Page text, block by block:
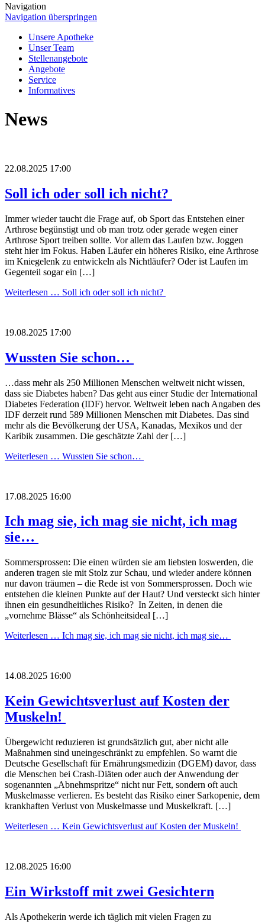
Navigation
Navigation überspringen
Unsere Apotheke
Unser Team
Stellenangebote
Angebote
Service
Informatives
News
22.08.2025 17:00
Soll ich oder soll ich nicht?
Immer wieder taucht die Frage auf, ob Sport das Entstehen einer
Arthrose begünstigt und ob man trotz oder gerade wegen einer
Arthrose Sport treiben sollte. Vor allem das Laufen bzw. Joggen
steht hier im Fokus. Haben Läufer ein höheres Risiko, eine Arthrose
im Kniegelenk zu entwickeln als Nichtläufer? Oder ist Laufen im
Gegenteil sogar ein […]
Weiterlesen … Soll ich oder soll ich nicht?
19.08.2025 17:00
Wussten Sie schon…
…dass mehr als 250 Millionen Menschen weltweit nicht wissen,
dass sie Diabetes haben? Das geht aus einer Studie der International
Diabetes Federation (IDF) hervor. Weltweit leben nach Angaben des
IDF derzeit rund 589 Millionen Menschen mit Diabetes. Das sind
mehr als die Bevölkerung der USA, Kanadas, Mexikos und der
Karibik zusammen. Die geschätzte Zahl der […]
Weiterlesen … Wussten Sie schon…
17.08.2025 16:00
Ich mag sie, ich mag sie nicht, ich mag
sie…
Sommersprossen: Die einen würden sie am liebsten loswerden, die
anderen tragen sie mit Stolz zur Schau, und wieder andere können
nur davon träumen – die Rede ist von Sommersprossen. Doch wie
entstehen die kleinen Punkte auf der Haut? Und versteckt sich hinter
ihnen ein gesundheitliches Risiko? In Zeiten, in denen die
„vornehme Blässe“ als Schönheitsideal […]
Weiterlesen … Ich mag sie, ich mag sie nicht, ich mag sie…
14.08.2025 16:00
Kein Gewichtsverlust auf Kosten der
Muskeln!
Übergewicht reduzieren ist grundsätzlich gut, aber nicht alle
Maßnahmen sind uneingeschränkt zu empfehlen. So warnt die
Deutsche Gesellschaft für Ernährungsmedizin (DGEM) davor, dass
die Menschen bei Crash-Diäten oder auch der Anwendung der
sogenannten „Abnehmspritze“ nicht nur Fett, sondern oft auch
Muskelmasse verlieren. Es besteht das Risiko einer Sarkopenie, dem
krankhaften Verlust von Muskelmasse und Muskelkraft. […]
Weiterlesen … Kein Gewichtsverlust auf Kosten der Muskeln!
12.08.2025 16:00
Ein Wirkstoff mit zwei Gesichtern
Als Apothekerin werde ich täglich mit vielen Fragen zu